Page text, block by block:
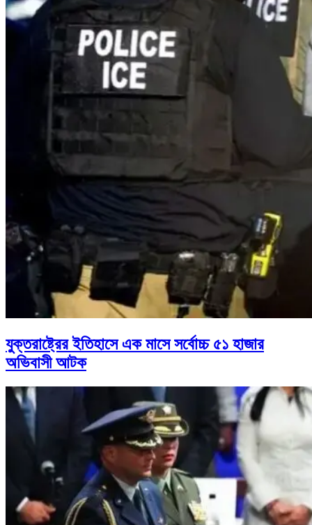
যুক্তরাষ্ট্রের ইতিহাসে এক মাসে সর্বোচ্চ ৫১ হাজার
অভিবাসী আটক